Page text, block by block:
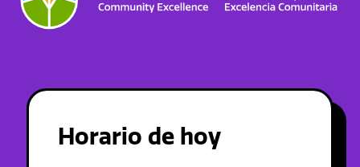
Horario de hoy